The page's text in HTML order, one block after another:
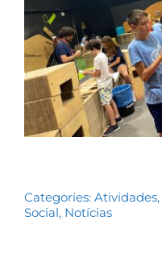
TRANSPARÊNCIA
Categories: Atividades,
Social, Notícias